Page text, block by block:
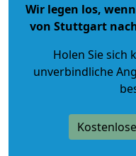
Wir legen los,
von Stuttgart
Holen Sie sich
unverbindliche